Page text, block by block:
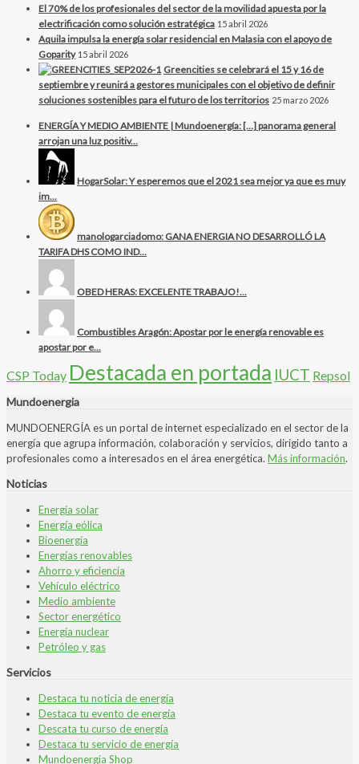
El 70% de los profesionales del sector de la movilidad apuesta por la
electrificación como solución estratégica 15 abril 2026
Aquila impulsa la energía solar residencial en Malasia con el apoyo de
Goparity 15 abril 2026
Greencities se celebrará el 15 y 16 de
septiembre y reunirá a gestores municipales con el objetivo de definir
soluciones sostenibles para el futuro de los territorios 25 marzo 2026
ENERGÍA Y MEDIO AMBIENTE | Mundoenergía: […] panorama general
arrojan una luz positiv...
HogarSolar: Y esperemos que el 2021 sea mejor ya que es muy
im...
manologarciadomo: GANA ENERGIA NO DESARROLLÓ LA
TARIFA DHS COMO IND...
OBED HERAS: EXCELENTE TRABAJO!...
Combustibles Aragón: Apostar por le energía renovable es
apostar por e...
CSP Today Destacada en portada IUCT Repsol
Mundoenergia
MUNDOENERGÍA es un portal de internet especializado en el sector de la
energía que agrupa información, colaboración y servicios, dirigido tanto a
profesionales como a interesados en el área energética. Más información.
Noticias
Energía solar
Energía eólica
Bioenergía
Energías renovables
Ahorro y eficiencia
Vehículo eléctrico
Medio ambiente
Sector energético
Energía nuclear
Petróleo y gas
Servicios
Destaca tu noticia de energía
Destaca tu evento de energía
Descata tu curso de energía
Destaca tu servicio de energía
Mundoenergia Shop